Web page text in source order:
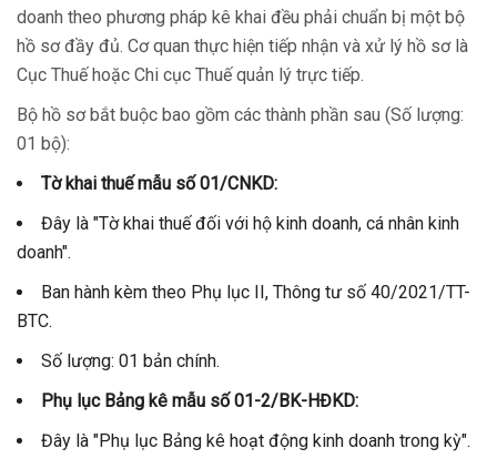
doanh theo phương pháp kê khai đều phải chuẩn bị một bộ
hồ sơ đầy đủ. Cơ quan thực hiện tiếp nhận và xử lý hồ sơ là
Cục Thuế hoặc Chi cục Thuế quản lý trực tiếp.
Bộ hồ sơ bắt buộc bao gồm các thành phần sau (Số lượng:
01 bộ):
Tờ khai thuế mẫu số 01/CNKD:
Đây là "Tờ khai thuế đối với hộ kinh doanh, cá nhân kinh
doanh".
Ban hành kèm theo Phụ lục II, Thông tư số 40/2021/TT-
BTC.
Số lượng: 01 bản chính.
Phụ lục Bảng kê mẫu số 01-2/BK-HĐKD:
Đây là "Phụ lục Bảng kê hoạt động kinh doanh trong kỳ".